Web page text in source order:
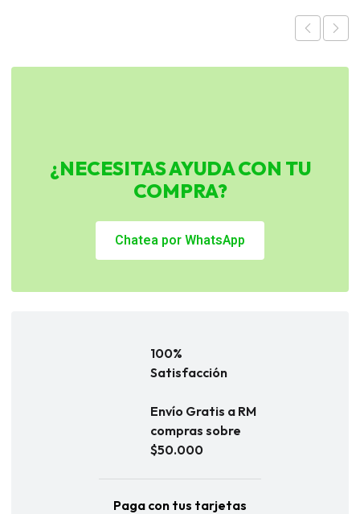
¿NECESITAS AYUDA CON TU
COMPRA?
Chatea por WhatsApp
100%
Satisfacción
Envío Gratis a RM
compras sobre
$50.000
Paga con tus tarjetas